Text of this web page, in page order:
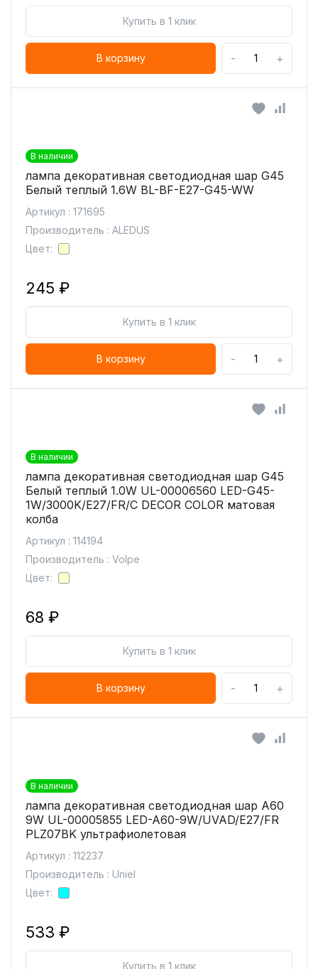
Купить в 1 клик
В корзину - +
В наличии
лампа декоративная светодиодная шар G45
Белый теплый 1.6W BL-BF-E27-G45-WW
Артикул : 171695
Производитель : ALEDUS
Цвет:
245 ₽
Купить в 1 клик
В корзину - +
В наличии
лампа декоративная светодиодная шар G45
Белый теплый 1.0W UL-00006560 LED-G45-
1W/3000K/E27/FR/С DECOR COLOR матовая
колба
Артикул : 114194
Производитель : Volpe
Цвет:
68 ₽
Купить в 1 клик
В корзину - +
В наличии
лампа декоративная светодиодная шар A60
9W UL-00005855 LED-A60-9W/UVAD/E27/FR
PLZ07BK ультрафиолетовая
Артикул : 112237
Производитель : Uniel
Цвет:
533 ₽
Купить в 1 клик